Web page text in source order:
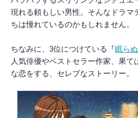
現れる頼もしい男性。そんなドラマ
ちは憧れているのかもしれません。
ちなみに、3位につけている『眠ら
人気俳優やベストセラー作家、果て
な恋をする、セレブなストーリー。